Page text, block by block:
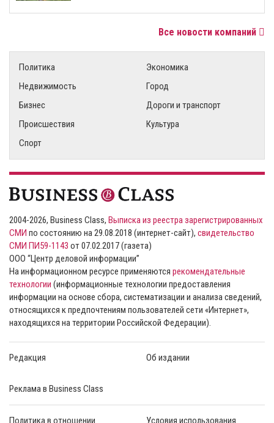
Все новости компаний
Политика
Экономика
Недвижимость
Город
Бизнес
Дороги и транспорт
Происшествия
Культура
Спорт
2004-2026, Business Class, Выписка из реестра зарегистрированных
СМИ по состоянию на 29.08.2018 (интернет-сайт), свидетельство
СМИ ПИ59-1143 от 07.02.2017 (газета)
ООО “Центр деловой информации”
На информационном ресурсе применяются рекомендательные
технологии (информационные технологии предоставления
информации на основе сбора, систематизации и анализа сведений,
относящихся к предпочтениям пользователей сети «Интернет»,
находящихся на территории Российской Федерации).
Редакция Об издании
Реклама в Business Class
Политика в отношении Условия использования